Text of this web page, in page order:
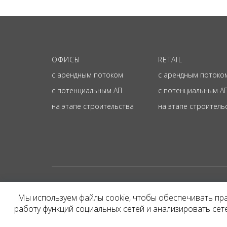
ОФИСЫ
с арендным потоком
с потенциальным АП
на этапе строительства
RETAIL
с арендным
с потенциальным
на этапе
Представленная на
и не является
Мы используем файлы cookie, чтобы обеспечивать
работу функций социальных сетей и анализировать